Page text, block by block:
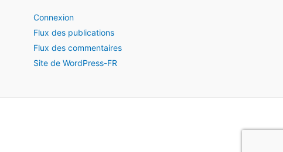
Connexion
Flux des publications
Flux des commentaires
Site de WordPress-FR